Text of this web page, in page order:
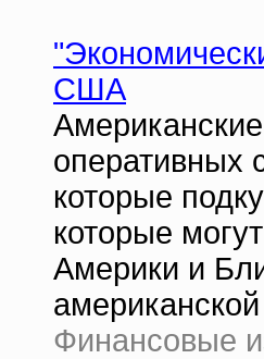
США
оперативных
которые
которые
Америки и
Финансовые